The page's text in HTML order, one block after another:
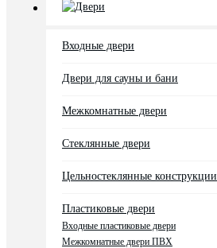
Двери
Входные двери
Двери для сауны и бани
Межкомнатные двери
Стеклянные двери
Цельностеклянные конструкции
Пластиковые двери
Входные пластиковые двери
Межкомнатные двери ПВХ